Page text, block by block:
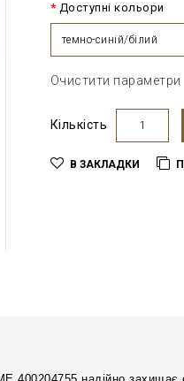
Доступні кольори
темно-синій/білий
Очистити параметри
Кількість
В ЗАКЛАДКИ